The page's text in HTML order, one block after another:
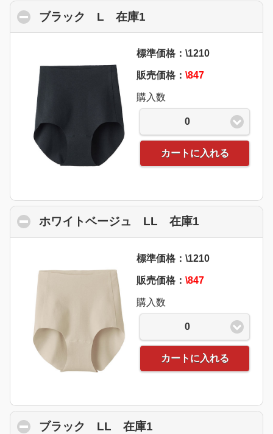
ブラック L 在庫1
標準価格：\1210
販売価格： \847
購入数
0
カートに入れる
ホワイトベージュ LL 在庫1
標準価格：\1210
販売価格： \847
購入数
0
カートに入れる
ブラック LL 在庫1